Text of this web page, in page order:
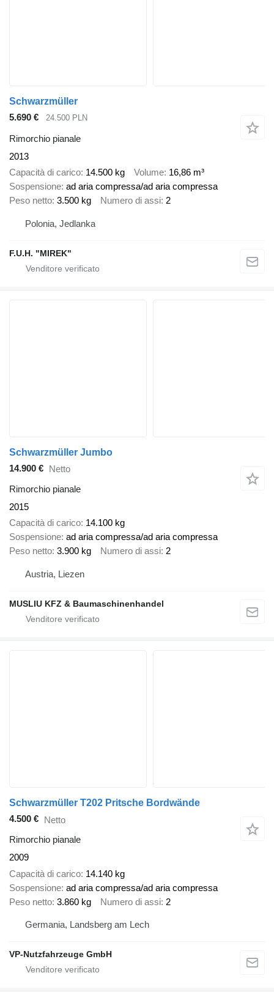
Schwarzmüller
5.690 €
24.500 PLN
Rimorchio pianale
2013
Capacità di carico 14.500 kg Volume 16,86 m³
Sospensione ad aria compressa/ad aria compressa
Peso netto 3.500 kg Numero di assi 2
Polonia, Jedlanka
F.U.H. "MIREK"
Schwarzmüller Jumbo
14.900 € Netto
Rimorchio pianale
2015
Capacità di carico 14.100 kg
Sospensione ad aria compressa/ad aria compressa
Peso netto 3.900 kg Numero di assi 2
Austria, Liezen
MUSLIU KFZ & Baumaschinenhandel
Schwarzmüller T202 Pritsche Bordwände
4.500 € Netto
Rimorchio pianale
2009
Capacità di carico 14.140 kg
Sospensione ad aria compressa/ad aria compressa
Peso netto 3.860 kg Numero di assi 2
Germania, Landsberg am Lech
VP-Nutzfahrzeuge GmbH